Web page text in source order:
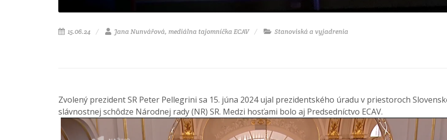
15.06.24 Jana Nunvářová, mediálna tajomníčka ECAV Stanoviská a vyjadrenia
Zvolený prezident SR Peter Pellegrini sa 15. júna 2024 ujal prezidentského úradu v priestoroch
slávnostnej schôdze Národnej rady (NR) SR. Medzi hosťami bolo aj Predsedníctvo ECAV.